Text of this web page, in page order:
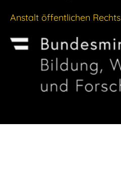
Anstalt öffentlichen Rechts